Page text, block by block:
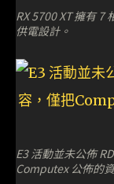
RX 5700 XT 擁有 7
供電設計。
E3 活動並未公佈
Computex 公佈的